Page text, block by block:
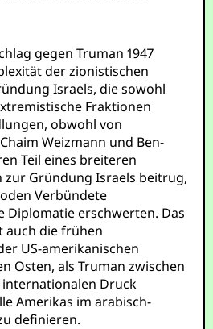
gegen Truman 1947
der zionistischen
Israels, die sowohl
Fraktionen
obwohl von
Weizmann und Ben-
Teil eines breiteren
zur Gründung Israels beitrug,
Verbündete
Diplomatie erschwerten. Das
auch die frühen
US-amerikanischen
Osten, als Truman zwischen
Druck
Amerikas im arabisch-
definieren.